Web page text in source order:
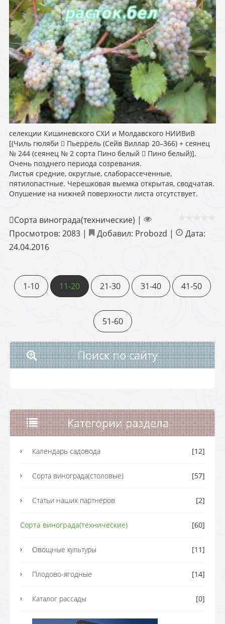
селекции Кишиневского СХИ и Молдавского НИИВиВ
[(Чиль гюляби  Пьеррель (Сейв Виллар 20–366) + сеянец
№ 244 (сеянец № 2 сорта Пино белый  Пино белый)].
Очень позднего периода созревания.
Листья средние, округлые, слаборассеченные,
пятилопастные. Черешковая выемка открытая, сводчатая.
Опушение на нижней поверхности листа отсутствует.
Сорта винограда(технические) |
Просмотров: 2083 | Добавил: Probozd |
Дата:
24.04.2016
1-10 11-20 21-30 31-40 41-50
51-60
Поиск по сайту
Категории раздела
Календарь садовода [12]
Сорта винограда(столовые) [57]
Статьи наших партнеров [2]
Сорта винограда(технические) [60]
Овощные культуры [11]
Плодово-ягодные [14]
Каталог рассады [0]